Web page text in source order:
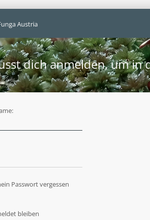
Austria
dich anmelden, um in
Passwort vergessen
bleiben